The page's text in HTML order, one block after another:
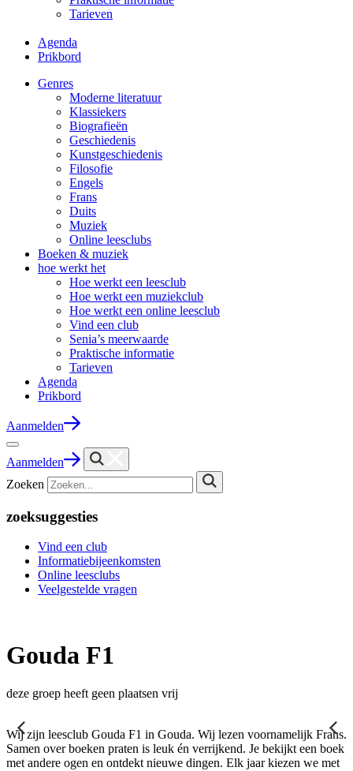
Tarieven
Agenda
Prikbord
Genres
Moderne literatuur
Klassiekers
Biografieën
Geschiedenis
Kunst­geschiedenis
Filosofie
Engels
Frans
Duits
Muziek
Online leesclubs
Boeken & muziek
hoe werkt het
Hoe werkt een leesclub
Hoe werkt een muziekclub
Hoe werkt een online leesclub
Vind een club
Senia’s meerwaarde
Praktische informatie
Tarieven
Agenda
Prikbord
Aanmelden
Aanmelden
Zoeken
zoeksuggesties
Vind een club
Informatiebijeenkomsten
Online leesclubs
Veelgestelde vragen
Gouda F1
deze groep heeft geen plaatsen vrij
Wij zijn leesclub Gouda F1 in Gouda. Wij lezen voornamelijk Frans.
Samen over boeken praten is leuk én verrijkend. Je bekijkt een boek
met andere ogen en ontdekt nieuwe dingen. Elk jaar kiezen we met